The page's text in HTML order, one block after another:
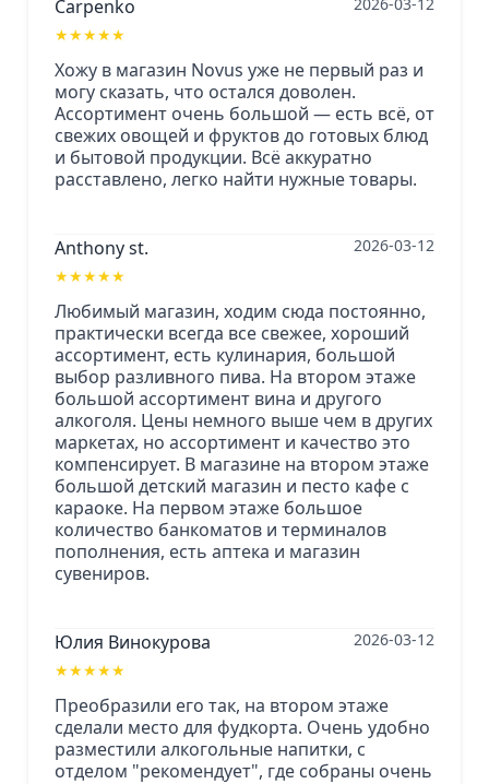
Carpenko
★★★★★
2026-03-12
Хожу в магазин Novus уже не первый раз и
могу сказать, что остался доволен.
Ассортимент очень большой — есть всё, от
свежих овощей и фруктов до готовых блюд
и бытовой продукции. Всё аккуратно
расставлено, легко найти нужные товары.
Anthony st.
★★★★★
2026-03-12
Любимый магазин, ходим сюда постоянно,
практически всегда все свежее, хороший
ассортимент, есть кулинария, большой
выбор разливного пива. На втором этаже
большой ассортимент вина и другого
алкоголя. Цены немного выше чем в других
маркетах, но ассортимент и качество это
компенсирует. В магазине на втором этаже
большой детский магазин и песто кафе с
караоке. На первом этаже большое
количество банкоматов и терминалов
пополнения, есть аптека и магазин
сувениров.
Юлия Винокурова
★★★★★
2026-03-12
Преобразили его так, на втором этаже
сделали место для фудкорта. Очень удобно
разместили алкогольные напитки, с
отделом "рекомендует", где собраны очень